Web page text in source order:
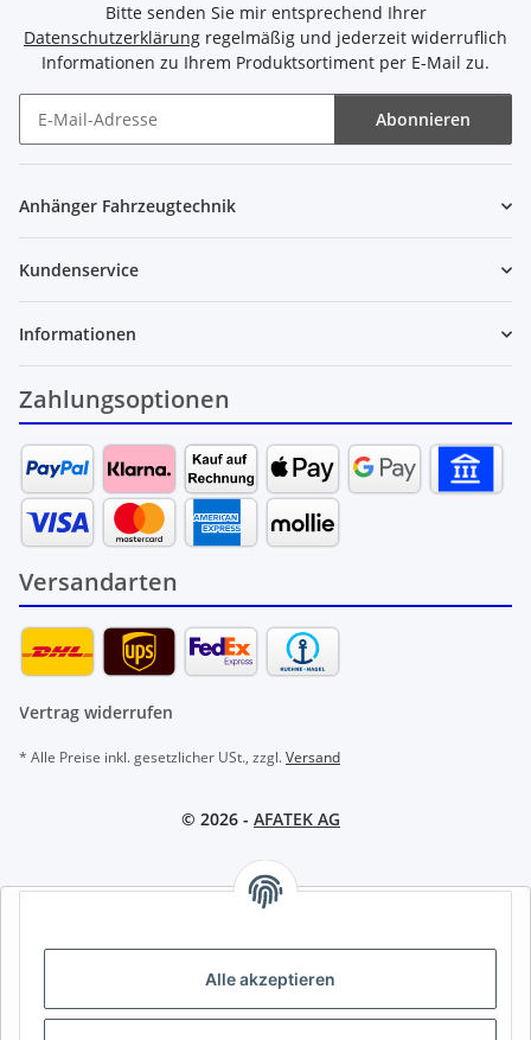
Alle akzeptieren
Bitte senden Sie mir entsprechend Ihrer
Datenschutzerklärung regelmäßig und jederzeit widerruflich
Informationen zu Ihrem Produktsortiment per E-Mail zu.
Abonnieren
Anhänger Fahrzeugtechnik
Kundenservice
Informationen
Zahlungsoptionen
Versandarten
Vertrag widerrufen
* Alle Preise inkl. gesetzlicher USt., zzgl.Versand
© 2026 - AFATEK AG
DE AT CH (DE) CH (FR)